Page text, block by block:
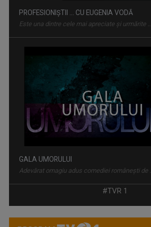
PROFESIONIŞTII ... CU EUGENIA VODĂ
Este una dintre cele mai apreciate şi urmărite ...
GALA UMORULUI
Adevărat omagiu adus comediei românești de ...
#TVR 1